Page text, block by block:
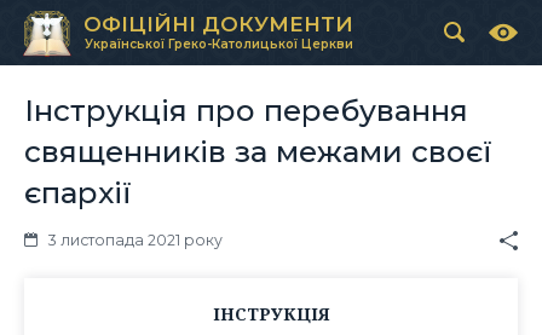
ОФІЦІЙНІ ДОКУМЕНТИ
Української Греко-Католицької Церкви
Інструкція про перебування
священників за межами своєї
єпархії
3 листопада 2021 року
ІНСТРУКЦІЯ